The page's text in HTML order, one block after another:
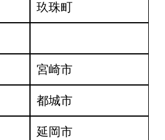
玖珠町
宮崎市
都城市
延岡市